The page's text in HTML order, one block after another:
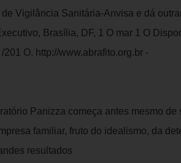
Vigilância Sanitária-Anvisa e dá
Brasília, DF, 1 O mar 1 O
201 O. http://www.abrafito.org.br -
Panizza começa antes mesmo
familiar, fruto do idealismo, da
resultados